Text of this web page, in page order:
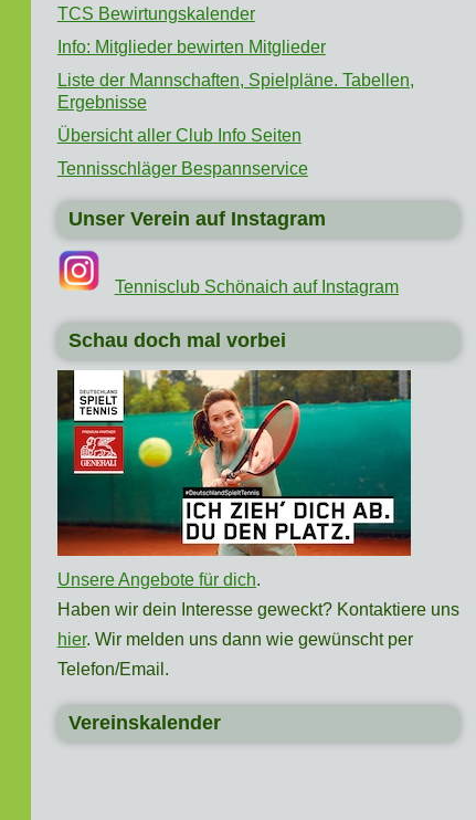
TCS Bewirtungskalender
Info: Mitglieder bewirten Mitglieder
Liste der Mannschaften, Spielpläne. Tabellen,
Ergebnisse
Übersicht aller Club Info Seiten
Tennisschläger Bespannservice
Unser Verein auf Instagram
Tennisclub Schönaich auf Instagram
Schau doch mal vorbei
Unsere Angebote für dich.
Haben wir dein Interesse geweckt? Kontaktiere uns
hier. Wir melden uns dann wie gewünscht per
Telefon/Email.
Vereinskalender